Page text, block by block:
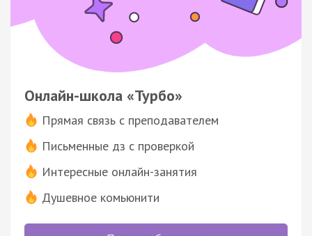
Онлайн-школа «Турбо»
Прямая связь с преподавателем
Письменные дз с проверкой
Интересные онлайн-занятия
Душевное комьюнити